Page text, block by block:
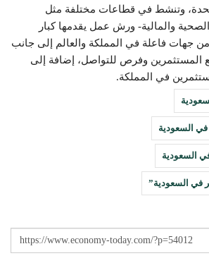
وتنشط في قطاعات مختلفة مثل
والصحية والمالية- ورش عمل يقدمها كبار
من جهات فاعلة في المملكة والعالم إلى جانب
وفرص للتواصل، إضافة إلى
في المملكة.
السعودية
السعودية
في السعودية”